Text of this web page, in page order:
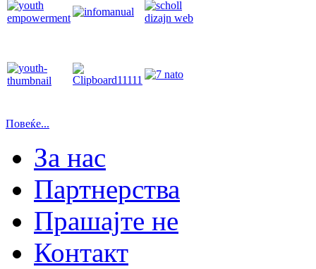
Повеќе...
За нас
Партнерства
Прашајте не
Контакт